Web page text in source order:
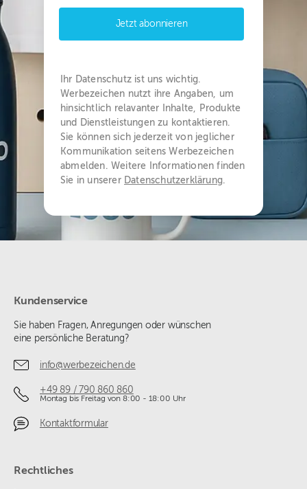
Jetzt abonnieren
Ihr Datenschutz ist uns wichtig.
Werbezeichen nutzt ihre Angaben, um
hinsichtlich relavanter Inhalte, Produkte
und Dienstleistungen zu kontaktieren.
Sie können sich jederzeit von jeglicher
Kommunikation seitens Werbezeichen
abmelden. Weitere Informationen finden
Sie in unserer Datenschutzerklärung.
Kundenservice
Sie haben Fragen, Anregungen oder wünschen
eine persönliche Beratung?
info@werbezeichen.de
+49 89 / 790 860 860
Montag bis Freitag von 8:00 - 18:00 Uhr
Kontaktformular
Rechtliches